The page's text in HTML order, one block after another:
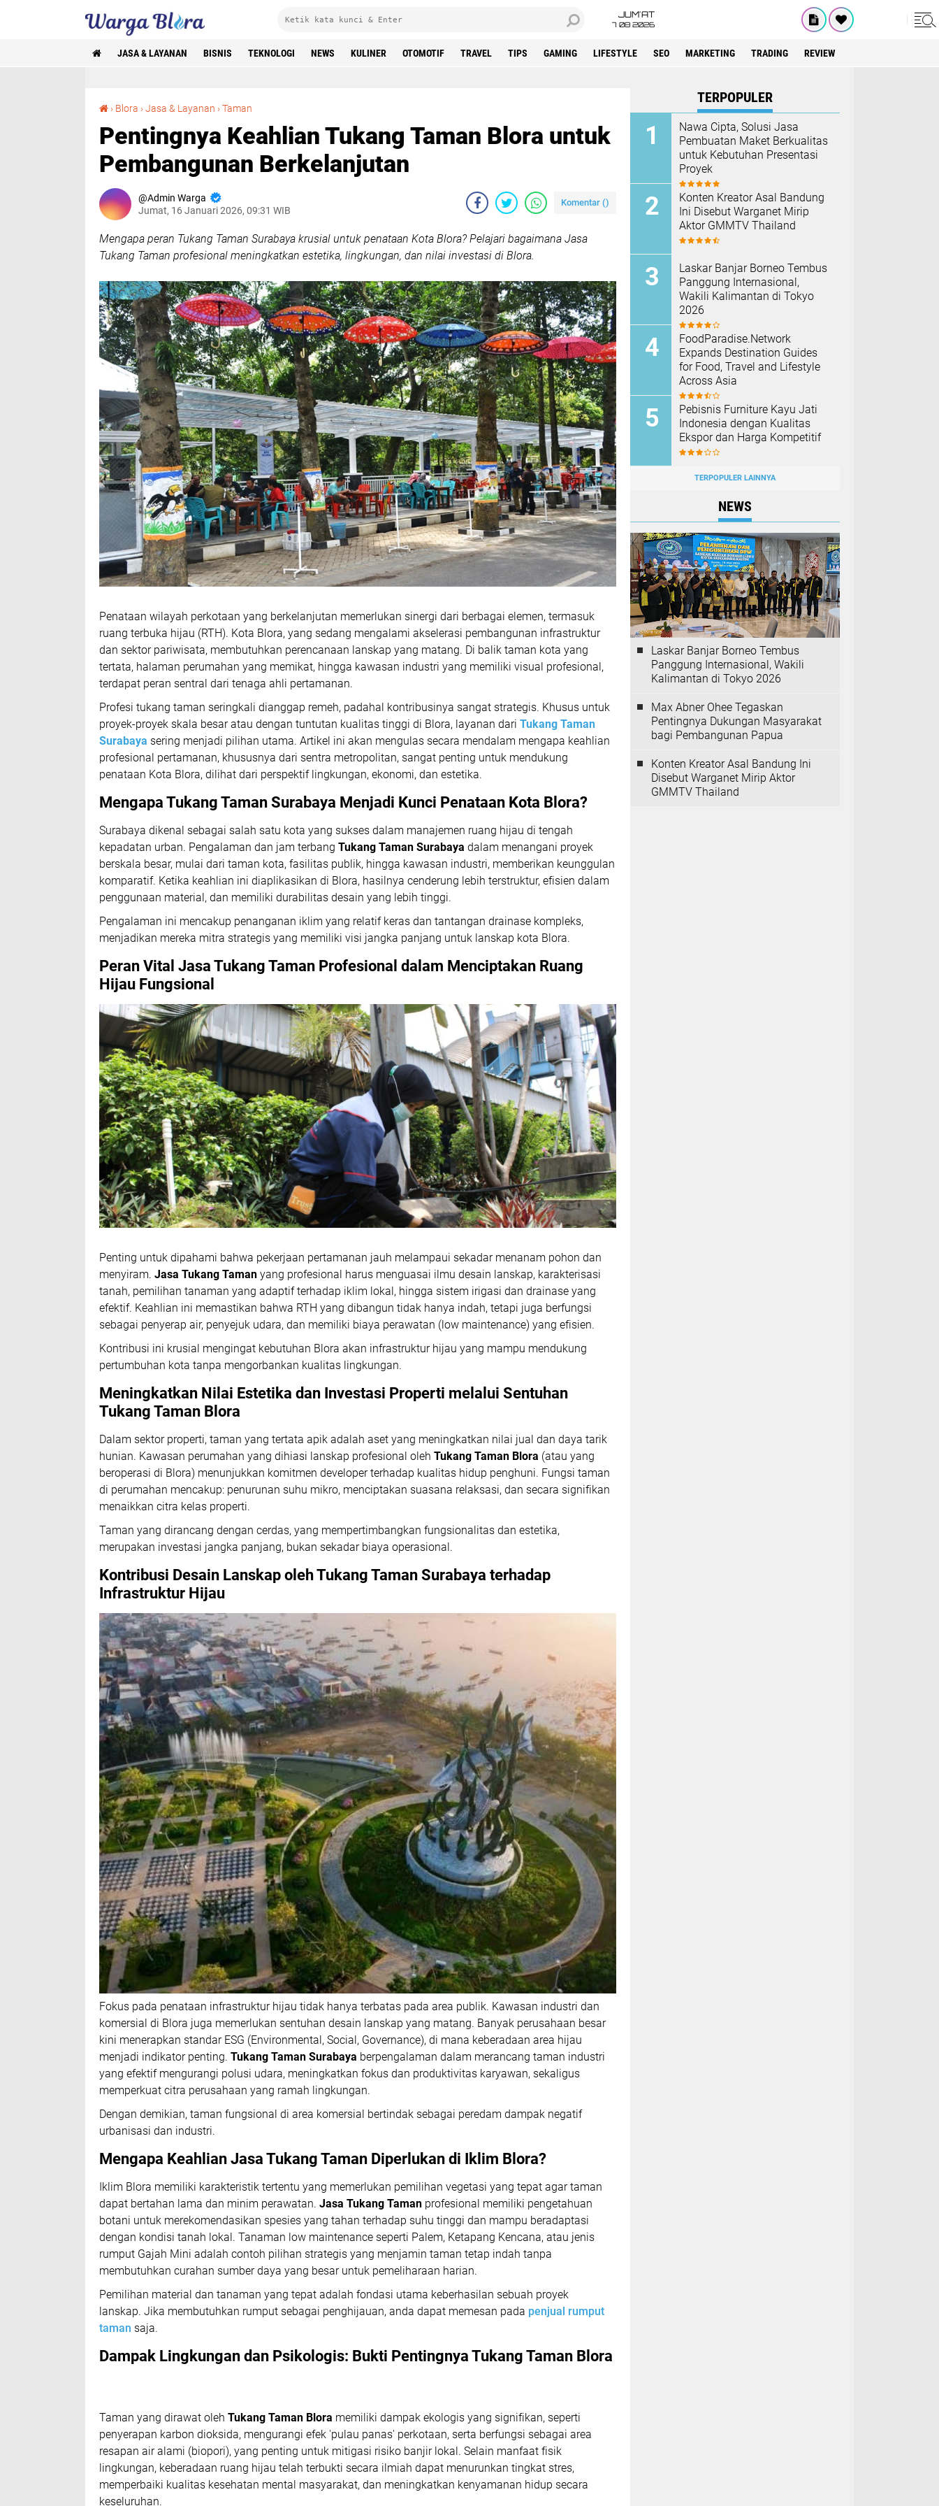
JUM'AT
7 08 2026
JASA & LAYANAN BISNIS TEKNOLOGI NEWS KULINER OTOMOTIF TRAVEL TIPS GAMING LIFESTYLE SEO MARKETING TRADING REVIEW
› Blora ›Jasa & Layanan ›Taman
Pentingnya Keahlian Tukang Taman Blora untuk
Pembangunan Berkelanjutan
Admin Warga
Jumat, 16 Januari 2026, 09:31 WIB
Komentar ()
Mengapa peran Tukang Taman Surabaya krusial untuk penataan Kota Blora? Pelajari bagaimana Jasa
Tukang Taman profesional meningkatkan estetika, lingkungan, dan nilai investasi di Blora.
Penataan wilayah perkotaan yang berkelanjutan memerlukan sinergi dari berbagai elemen, termasuk
ruang terbuka hijau (RTH). Kota Blora, yang sedang mengalami akselerasi pembangunan infrastruktur
dan sektor pariwisata, membutuhkan perencanaan lanskap yang matang. Di balik taman kota yang
tertata, halaman perumahan yang memikat, hingga kawasan industri yang memiliki visual profesional,
terdapat peran sentral dari tenaga ahli pertamanan.
Profesi tukang taman seringkali dianggap remeh, padahal kontribusinya sangat strategis. Khusus untuk
proyek-proyek skala besar atau dengan tuntutan kualitas tinggi di Blora, layanan dari Tukang Taman
Surabaya sering menjadi pilihan utama. Artikel ini akan mengulas secara mendalam mengapa keahlian
profesional pertamanan, khususnya dari sentra metropolitan, sangat penting untuk mendukung
penataan Kota Blora, dilihat dari perspektif lingkungan, ekonomi, dan estetika.
Mengapa Tukang Taman Surabaya Menjadi Kunci Penataan Kota Blora?
Surabaya dikenal sebagai salah satu kota yang sukses dalam manajemen ruang hijau di tengah
kepadatan urban. Pengalaman dan jam terbang Tukang Taman Surabaya dalam menangani proyek
berskala besar, mulai dari taman kota, fasilitas publik, hingga kawasan industri, memberikan keunggulan
komparatif. Ketika keahlian ini diaplikasikan di Blora, hasilnya cenderung lebih terstruktur, efisien dalam
penggunaan material, dan memiliki durabilitas desain yang lebih tinggi.
Pengalaman ini mencakup penanganan iklim yang relatif keras dan tantangan drainase kompleks,
menjadikan mereka mitra strategis yang memiliki visi jangka panjang untuk lanskap kota Blora.
Peran Vital Jasa Tukang Taman Profesional dalam Menciptakan Ruang
Hijau Fungsional
Penting untuk dipahami bahwa pekerjaan pertamanan jauh melampaui sekadar menanam pohon dan
menyiram. Jasa Tukang Taman yang profesional harus menguasai ilmu desain lanskap, karakterisasi
tanah, pemilihan tanaman yang adaptif terhadap iklim lokal, hingga sistem irigasi dan drainase yang
efektif. Keahlian ini memastikan bahwa RTH yang dibangun tidak hanya indah, tetapi juga berfungsi
sebagai penyerap air, penyejuk udara, dan memiliki biaya perawatan (low maintenance) yang efisien.
Kontribusi ini krusial mengingat kebutuhan Blora akan infrastruktur hijau yang mampu mendukung
pertumbuhan kota tanpa mengorbankan kualitas lingkungan.
Meningkatkan Nilai Estetika dan Investasi Properti melalui Sentuhan
Tukang Taman Blora
Dalam sektor properti, taman yang tertata apik adalah aset yang meningkatkan nilai jual dan daya tarik
hunian. Kawasan perumahan yang dihiasi lanskap profesional oleh Tukang Taman Blora (atau yang
beroperasi di Blora) menunjukkan komitmen developer terhadap kualitas hidup penghuni. Fungsi taman
di perumahan mencakup: penurunan suhu mikro, menciptakan suasana relaksasi, dan secara signifikan
menaikkan citra kelas properti.
Taman yang dirancang dengan cerdas, yang mempertimbangkan fungsionalitas dan estetika,
merupakan investasi jangka panjang, bukan sekadar biaya operasional.
Kontribusi Desain Lanskap olehTukang Taman Surabaya terhadap
Infrastruktur Hijau
Fokus pada penataan infrastruktur hijau tidak hanya terbatas pada area publik. Kawasan industri dan
komersial di Blora juga memerlukan sentuhan desain lanskap yang matang. Banyak perusahaan besar
kini menerapkan standar ESG (Environmental, Social, Governance), di mana keberadaan area hijau
menjadi indikator penting. Tukang Taman Surabaya berpengalaman dalam merancang taman industri
yang efektif mengurangi polusi udara, meningkatkan fokus dan produktivitas karyawan, sekaligus
memperkuat citra perusahaan yang ramah lingkungan.
Dengan demikian, taman fungsional di area komersial bertindak sebagai peredam dampak negatif
urbanisasi dan industri.
Mengapa Keahlian Jasa Tukang Taman Diperlukan di Iklim Blora?
Iklim Blora memiliki karakteristik tertentu yang memerlukan pemilihan vegetasi yang tepat agar taman
dapat bertahan lama dan minim perawatan. Jasa Tukang Taman profesional memiliki pengetahuan
botani untuk merekomendasikan spesies yang tahan terhadap suhu tinggi dan mampu beradaptasi
dengan kondisi tanah lokal. Tanaman low maintenance seperti Palem, Ketapang Kencana, atau jenis
rumput Gajah Mini adalah contoh pilihan strategis yang menjamin taman tetap indah tanpa
membutuhkan curahan sumber daya yang besar untuk pemeliharaan harian.
Pemilihan material dan tanaman yang tepat adalah fondasi utama keberhasilan sebuah proyek
lanskap. Jika membutuhkan rumput sebagai penghijauan, anda dapat memesan pada penjual rumput
taman saja.
Dampak Lingkungan dan Psikologis: Bukti Pentingnya Tukang Taman Blora
Taman yang dirawat oleh Tukang Taman Blora memiliki dampak ekologis yang signifikan, seperti
penyerapan karbon dioksida, mengurangi efek 'pulau panas' perkotaan, serta berfungsi sebagai area
resapan air alami (biopori), yang penting untuk mitigasi risiko banjir lokal. Selain manfaat fisik
lingkungan, keberadaan ruang hijau telah terbukti secara ilmiah dapat menurunkan tingkat stres,
memperbaiki kualitas kesehatan mental masyarakat, dan meningkatkan kenyamanan hidup secara
keseluruhan.
TERPOPULER
Nawa Cipta, Solusi Jasa
Pembuatan Maket Berkualitas
untuk Kebutuhan Presentasi
Proyek
Konten Kreator Asal Bandung
Ini Disebut Warganet Mirip
Aktor GMMTV Thailand
Laskar Banjar Borneo Tembus
Panggung Internasional,
Wakili Kalimantan di Tokyo
2026
FoodParadise.Network
Expands Destination Guides
for Food, Travel and Lifestyle
Across Asia
Pebisnis Furniture Kayu Jati
Indonesia dengan Kualitas
Ekspor dan Harga Kompetitif
TERPOPULER LAINNYA
NEWS
Laskar Banjar Borneo Tembus
Panggung Internasional, Wakili
Kalimantan di Tokyo 2026
Max Abner Ohee Tegaskan
Pentingnya Dukungan Masyarakat
bagi Pembangunan Papua
Konten Kreator Asal Bandung Ini
Disebut Warganet Mirip Aktor
GMMTV Thailand